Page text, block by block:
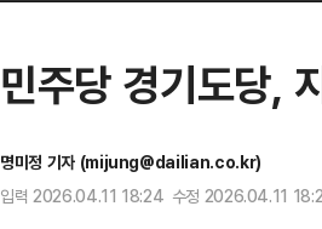
민주당 경기도당,
명미정 기자 (mijung@dailian.co.kr)
입력 2026.04.11 18:24 수정 2026.04.11